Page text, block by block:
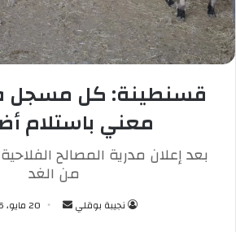
قسنطينة: كل مسجل
معني باستلام
بعد إعلان مدرية المصالح الفلاحية
من الغد
نجيبة بوقلي 20 مايو، 2026